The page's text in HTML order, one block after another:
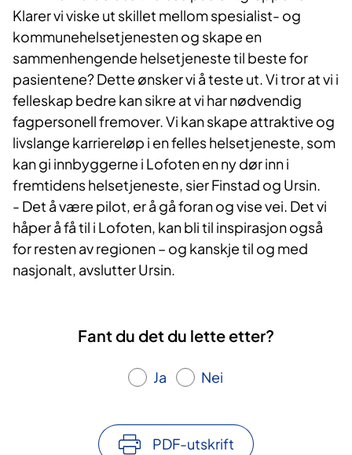
Klarer vi viske ut skillet mellom spesialist- og
kommunehelsetjenesten og skape en
sammenhengende helsetjeneste til beste for
pasientene? Dette ønsker vi å teste ut. Vi tror at vi i
felleskap bedre kan sikre at vi har nødvendig
fagpersonell fremover. Vi kan skape attraktive og
livslange karriereløp i en felles helsetjeneste, som
kan gi innbyggerne i Lofoten en ny dør inn i
fremtidens helsetjeneste, sier Finstad og Ursin.
- Det å være pilot, er å gå foran og vise vei. Det vi
håper å få til i Lofoten, kan bli til inspirasjon også
for resten av regionen – og kanskje til og med
nasjonalt, avslutter Ursin.
Fant du det du lette etter?
Ja Nei
PDF-utskrift